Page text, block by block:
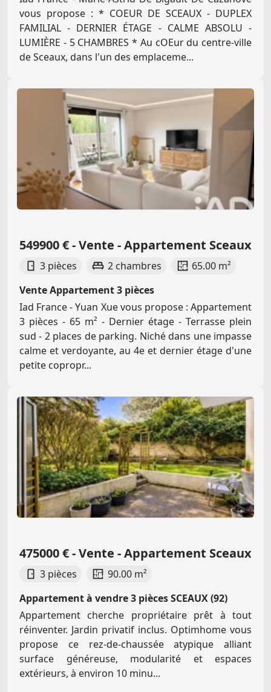
vous propose : * COEUR DE SCEAUX - DUPLEX
FAMILIAL - DERNIER ÉTAGE - CALME ABSOLU -
LUMIÈRE - 5 CHAMBRES * Au cOEur du centre-ville
de Sceaux, dans l'un des emplaceme...
549900 € - Vente - Appartement Sceaux
3 pièces 2 chambres
65.00 m²
Vente Appartement 3 pièces
Iad France - Yuan Xue vous propose : Appartement
3 pièces - 65 m² - Dernier étage - Terrasse plein
sud - 2 places de parking. Niché dans une impasse
calme et verdoyante, au 4e et dernier étage d'une
petite copropr...
475000 € - Vente - Appartement Sceaux
3 pièces
90.00 m²
Appartement à vendre 3 pièces SCEAUX (92)
Appartement cherche propriétaire prêt à tout
réinventer. Jardin privatif inclus. Optimhome vous
propose ce rez-de-chaussée atypique alliant
surface généreuse, modularité et espaces
extérieurs, à environ 10 minu...